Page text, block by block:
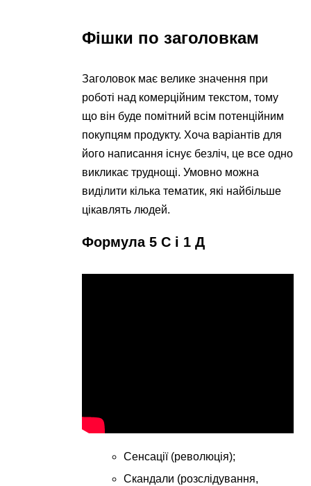
Фішки по заголовкам
Заголовок має велике значення при
роботі над комерційним текстом, тому
що він буде помітний всім потенційним
покупцям продукту. Хоча варіантів для
його написання існує безліч, це все одно
викликає труднощі. Умовно можна
виділити кілька тематик, які найбільше
цікавлять людей.
Формула 5 С і 1 Д
Сенсації (революція);
Скандали (розслідування,